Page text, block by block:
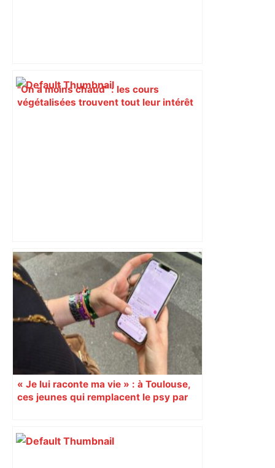
"On a moins chaud" : les cours
végétalisées trouvent tout leur intérêt
ENTRETIEN. Municipales 2026 à
Toulouse : sous le feu des critiques,
Briançon assume son alliance avec
Piquemal, "ce n’est pas un accord de
postes" – ladepeche.fr
« Je lui raconte ma vie » : à Toulouse,
ces jeunes qui remplacent le psy par